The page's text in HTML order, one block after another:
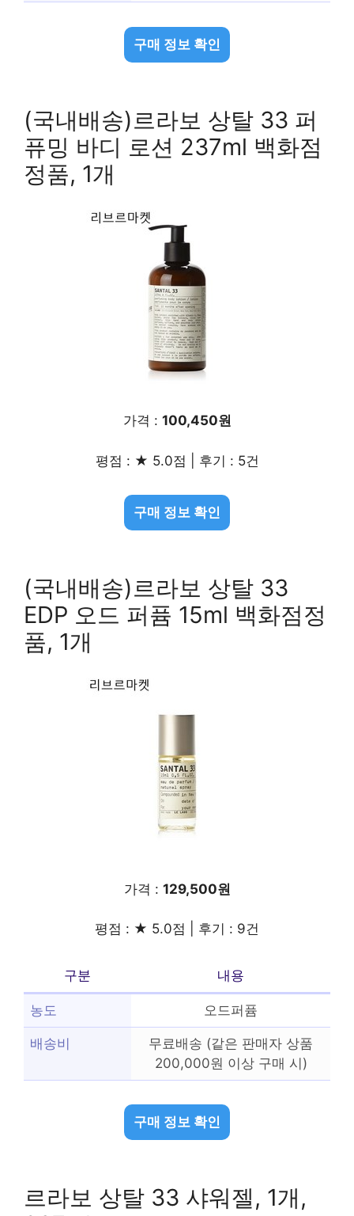
구매 정보 확인
(국내배송)르라보 상탈 33 퍼
퓨밍 바디 로션 237ml 백화점
정품, 1개
가격 : 100,450원
평점 : ★ 5.0점 | 후기 : 5건
구매 정보 확인
(국내배송)르라보 상탈 33
EDP 오드 퍼퓸 15ml 백화점정
품, 1개
가격 : 129,500원
평점 : ★ 5.0점 | 후기 : 9건
구분 내용
농도 오드퍼퓸
배송비
무료배송 (같은 판매자 상품
200,000원 이상 구매 시)
구매 정보 확인
르라보 상탈 33 샤워젤, 1개,